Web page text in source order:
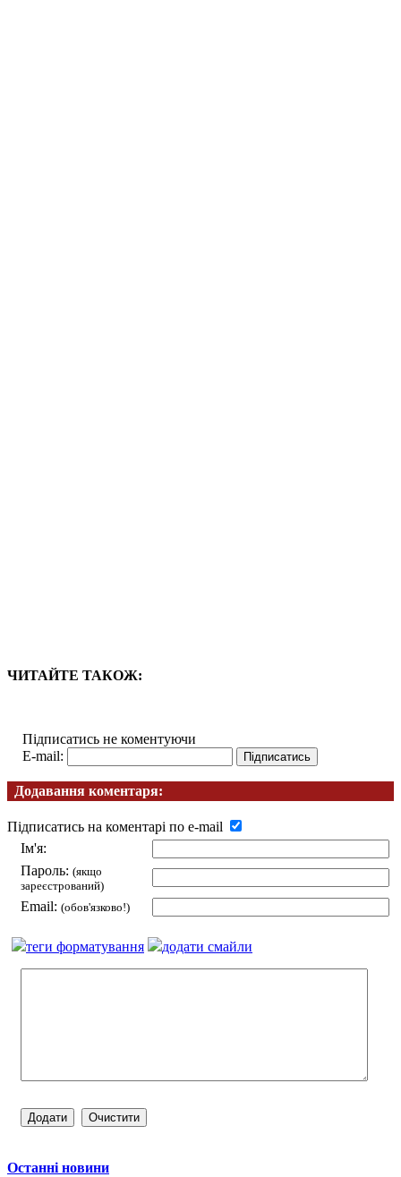
ЧИТАЙТЕ ТАКОЖ:
Підписатись не коментуючи
E-mail:
Додавання коментаря:
Підписатись на коментарі по e-mail
Ім'я:
Пароль: (якщо
зареєстрований)
Email: (обов'язково!)
теги форматування додати смайли
Останні новини